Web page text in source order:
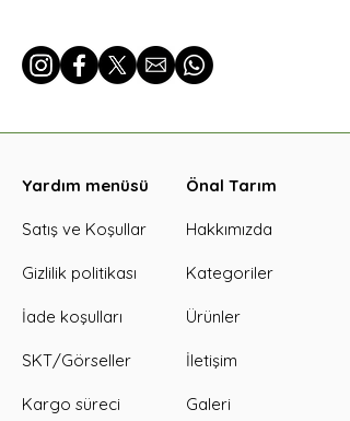
Yardım menüsü
Satış ve Koşullar
Gizlilik politikası
İade koşulları
SKT/Görseller
Kargo süreci
Önal Tarım
Hakkımızda
Kategoriler
Ürünler
İletişim
Galeri